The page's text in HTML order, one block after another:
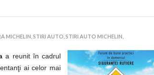
MICHELIN, STIRI AUTO, STIRI AUTO MICHELIN,
a reunit în cadrul
ai celor mai